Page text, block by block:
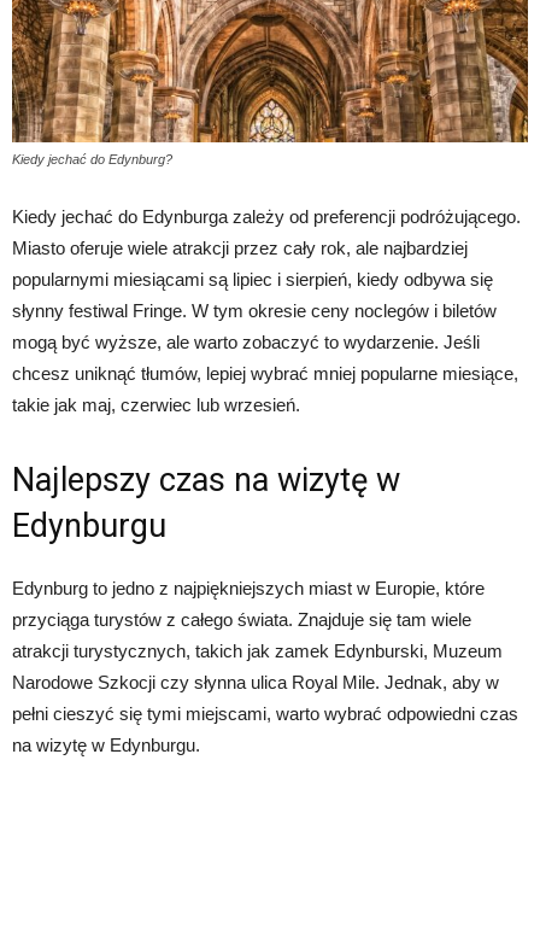
Kiedy jechać do Edynburg?
Kiedy jechać do Edynburga zależy od preferencji podróżującego.
Miasto oferuje wiele atrakcji przez cały rok, ale najbardziej
popularnymi miesiącami są lipiec i sierpień, kiedy odbywa się
słynny festiwal Fringe. W tym okresie ceny noclegów i biletów
mogą być wyższe, ale warto zobaczyć to wydarzenie. Jeśli
chcesz uniknąć tłumów, lepiej wybrać mniej popularne miesiące,
takie jak maj, czerwiec lub wrzesień.
Najlepszy czas na wizytę w
Edynburgu
Edynburg to jedno z najpiękniejszych miast w Europie, które
przyciąga turystów z całego świata. Znajduje się tam wiele
atrakcji turystycznych, takich jak zamek Edynburski, Muzeum
Narodowe Szkocji czy słynna ulica Royal Mile. Jednak, aby w
pełni cieszyć się tymi miejscami, warto wybrać odpowiedni czas
na wizytę w Edynburgu.